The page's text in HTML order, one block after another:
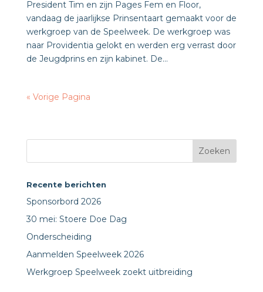
President Tim en zijn Pages Fem en Floor,
vandaag de jaarlijkse Prinsentaart gemaakt voor de
werkgroep van de Speelweek. De werkgroep was
naar Providentia gelokt en werden erg verrast door
de Jeugdprins en zijn kabinet. De...
« Vorige Pagina
Recente berichten
Sponsorbord 2026
30 mei: Stoere Doe Dag
Onderscheiding
Aanmelden Speelweek 2026
Werkgroep Speelweek zoekt uitbreiding